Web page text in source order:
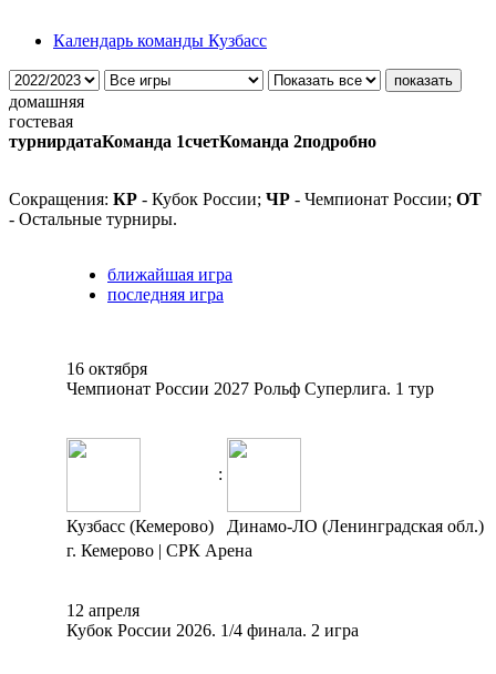
Календарь команды Кузбасс
домашняя
гостевая
турнирдатаКоманда 1счетКоманда 2подробно
Сокращения: КР - Кубок России; ЧР - Чемпионат России; ОТ
- Остальные турниры.
ближайшая игра
последняя игра
16 октября
Чемпионат России 2027 Рольф Суперлига. 1 тур
:
Кузбасс (Кемерово)
Динамо-ЛО (Ленинградская обл.)
г. Кемерово | СРК Арена
12 апреля
Кубок России 2026. 1/4 финала. 2 игра